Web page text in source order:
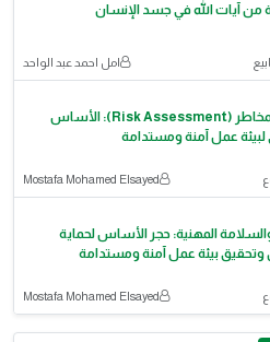
من آيات الله في جسد الإنسان
امل احمد عبد الواحد
تقييم المخاطر (Risk Assessment): الأساس
لبيئة عمل آمنة ومستدامة
Mostafa Mohamed Elsayed
المهنية: حجر الأساس لحماية
وتحقيق بيئة عمل آمنة ومستدامة
Mostafa Mohamed Elsayed